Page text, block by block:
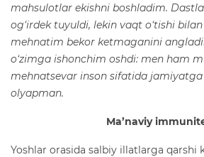
mahsulotlar ekishni boshladim.
og‘irdek tuyuldi, lekin vaqt o‘tishi
mehnatim bekor ketmaganini
o‘zimga ishonchim oshdi: men ham
mehnatsevar inson sifatida
olyapman.
Ma’naviy
Yoshlar orasida salbiy illatlarga qarshi